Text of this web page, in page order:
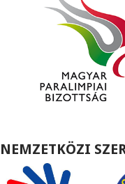
NEMZETKÖZI